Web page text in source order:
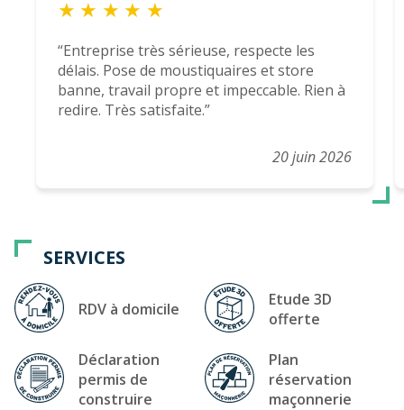
20 juin 2026
Entreprise très sérieuse, respecte les
délais. Pose de moustiquaires et store
banne, travail propre et impeccable. Rien à
redire. Très satisfaite.
SERVICES
RDV à domicile
Etude 3D
offerte
Déclaration
permis de
construire
Plan
réservation
maçonnerie